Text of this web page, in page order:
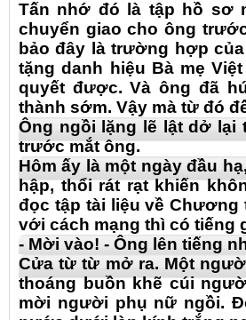
Tấn nhớ đó là tập hồ sơ
chuyển giao cho ông
bảo đây là trường hợp
tặng danh hiệu Bà mẹ
quyết được. Và ông đã
thành sớm. Vậy mà từ đó
Ông ngồi lặng lẽ lật dở lại
trước mắt ông.
Hôm ấy là một ngày đầu
hập, thổi rát rạt khiến
đọc tập tài liệu về
với cách mạng thì có tiếng
- Mời vào! - Ông lên tiếng
Cửa từ từ mở ra. Một
thoáng buồn khẽ cúi
mời người phụ nữ ngồi.